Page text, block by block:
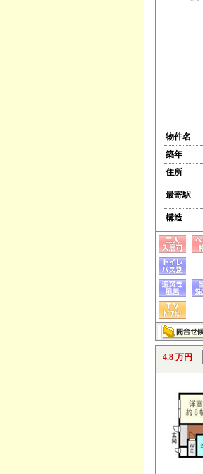
物件名
築年
住所
最寄駅
構造
4.8 万円